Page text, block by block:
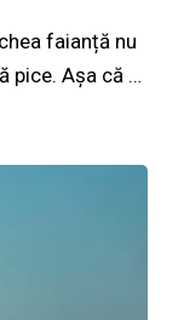
faianță nu
pice. Așa că …